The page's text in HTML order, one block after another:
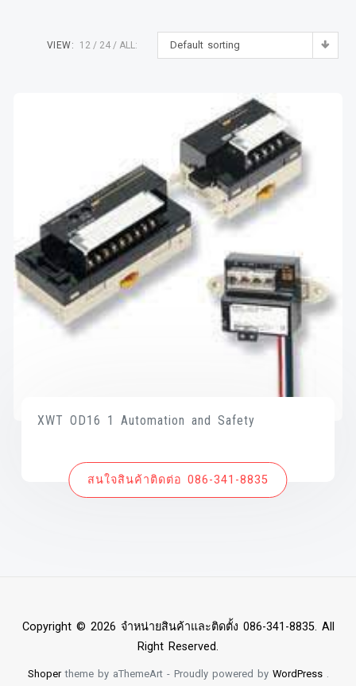
Default sorting
VIEW: 12 24 ALL:
XWT OD16 1 Automation and Safety
สนใจสินค้าติดต่อ 086-341-8835
Copyright © 2026 จำหน่ายสินค้าและติดตั้ง 086-341-8835. All
Right Reserved.
Shopertheme by aThemeArt - Proudly powered by WordPress.